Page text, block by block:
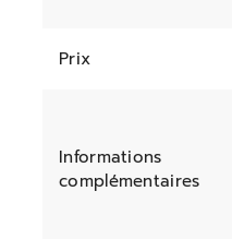
Prix
Informations
complémentaires